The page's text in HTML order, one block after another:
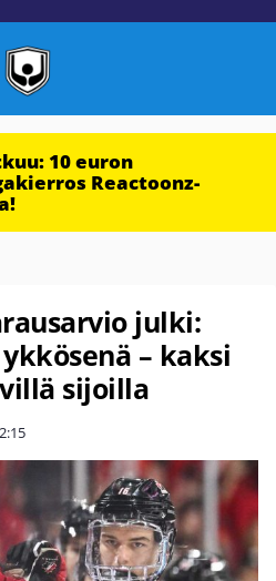
10 euron
Reactoonz-
julki:
– kaksi
sijoilla